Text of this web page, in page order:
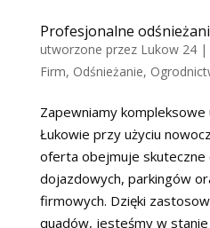
Profesjonalne
utworzone przez Lukow 24|
Firm, Odśnieżanie,
Zapewniamy kompleksowe
Łukowie przy użyciu
oferta obejmuje skuteczne
dojazdowych, parkingów
firmowych. Dzięki
quadów, jesteśmy w stanie